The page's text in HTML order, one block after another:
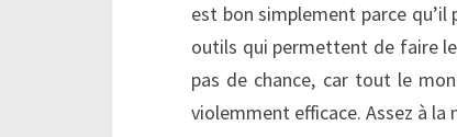
est bon simplement parce
outils qui permettent de faire
pas de chance, car tout le
violemment efficace. Assez à